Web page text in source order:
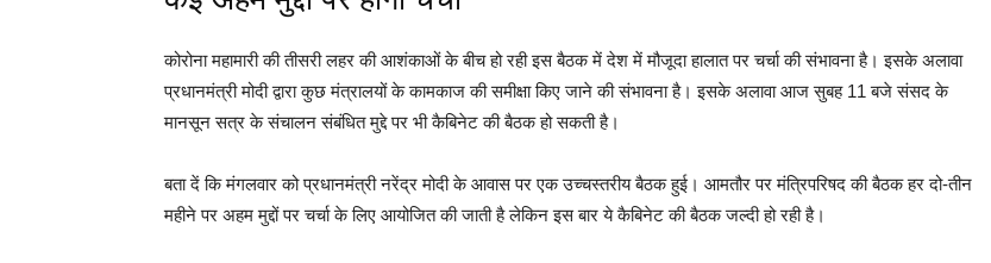
कोरोना महामारी की तीसरी लहर की आशंकाओं के बीच हो रही इस बैठक में देश में मौजूदा हालात पर चर्चा की संभावना है। इसके अलावा
प्रधानमंत्री मोदी द्वारा कुछ मंत्रालयों के कामकाज की समीक्षा किए जाने की संभावना है। इसके अलावा आज सुबह 11 बजे संसद के
मानसून सत्र के संचालन संबंधित मुद्दे पर भी कैबिनेट की बैठक हो सकती है।
बता दें कि मंगलवार को प्रधानमंत्री नरेंद्र मोदी के आवास पर एक उच्चस्तरीय बैठक हुई। आमतौर पर मंत्रिपरिषद की बैठक हर दो-तीन
महीने पर अहम मुद्दों पर चर्चा के लिए आयोजित की जाती है लेकिन इस बार ये कैबिनेट की बैठक जल्दी हो रही है।